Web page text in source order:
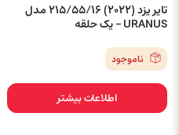
تایر یزد (2022) 215/55/16 مدل
URANUS – یک حلقه
ناموجود
اطلاعات بیشتر